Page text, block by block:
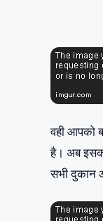
को बंद करने